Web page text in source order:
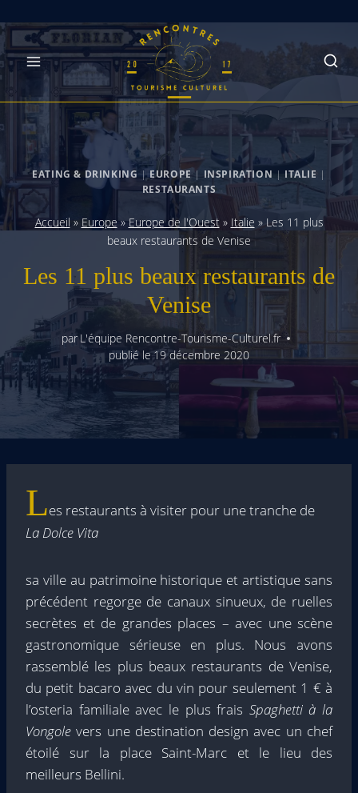
Skip
to
content
EATING & DRINKING | EUROPE| INSPIRATION | ITALIE |
RESTAURANTS
Accueil » Europe»Europe de l'Ouest» Italie » Les 11 plus
beaux restaurants de Venise
Les 11 plus beaux restaurants de
Venise
par L'équipe Rencontre-Tourisme-Culturel.fr
publié le 19 décembre 2020
Les restaurants à visiter pour une tranche de
La Dolce Vita
sa ville au patrimoine historique et artistique sans
précédent regorge de canaux sinueux, de ruelles
secrètes et de grandes places – avec une scène
gastronomique sérieuse en plus. Nous avons
rassemblé les plus beaux restaurants de Venise,
du petit bacaro avec du vin pour seulement 1 € à
l’osteria familiale avec le plus frais Spaghetti à la
Vongole vers une destination design avec un chef
étoilé sur la place Saint-Marc et le lieu des
meilleurs Bellini.